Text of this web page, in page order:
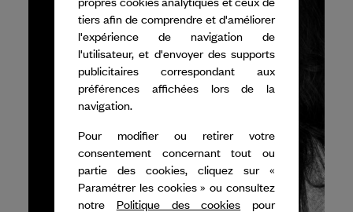
tiers afin de comprendre et d'améliorer
l'expérience de navigation de
l'utilisateur, et d'envoyer des supports
publicitaires correspondant aux
préférences affichées lors de la
navigation.
Pour modifier ou retirer votre
consentement concernant tout ou
partie des cookies, cliquez sur «
Paramétrer les cookies » ou consultez
notre Politique des cookies pour